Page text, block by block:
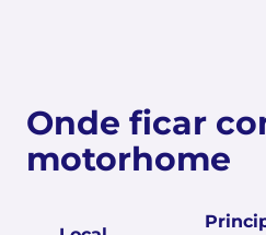
Onde ficar
motorhome